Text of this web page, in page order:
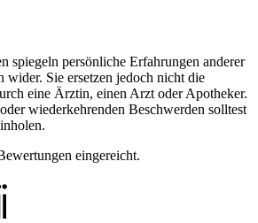
spiegeln persönliche Erfahrungen anderer
Sie ersetzen jedoch nicht die
eine Ärztin, einen Arzt oder Apotheker.
wiederkehrenden Beschwerden solltest
eingereicht.